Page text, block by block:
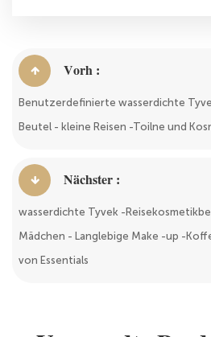
Vorh :
Benutzerdefinierte wasserdichte
Beutel - kleine Reisen -Toilne und
Nächster :
wasserdichte Tyvek -
Mädchen - Langlebige Make -up -
von Essentials